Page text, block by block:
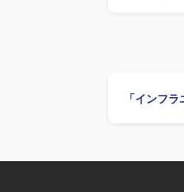
AI関連サー
「インフ